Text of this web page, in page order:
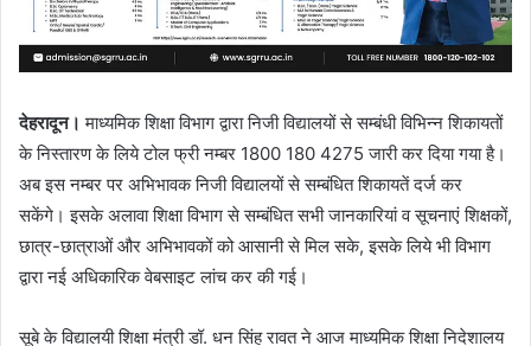
देहरादून। माध्यमिक शिक्षा विभाग द्वारा निजी विद्यालयों से सम्बंधी विभिन्न शिकायतों
के निस्तारण के लिये टोल फ्री नम्बर 1800 180 4275 जारी कर दिया गया है।
अब इस नम्बर पर अभिभावक निजी विद्यालयों से सम्बंधित शिकायतें दर्ज कर
सकेंगे। इसके अलावा शिक्षा विभाग से सम्बंधित सभी जानकारियां व सूचनाएं शिक्षकों,
छात्र-छात्राओं और अभिभावकों को आसानी से मिल सके, इसके लिये भी विभाग
द्वारा नई अधिकारिक वेबसाइट लांच कर की गई।
सूबे के विद्यालयी शिक्षा मंत्री डॉ. धन सिंह रावत ने आज माध्यमिक शिक्षा निदेशालय